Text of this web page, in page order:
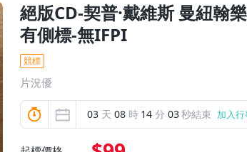
絕版CD-契普·戴維斯 曼紐翰
有側標-無IFPI
競標
片況優
03 天 08 時 14 分 02秒結束 加入